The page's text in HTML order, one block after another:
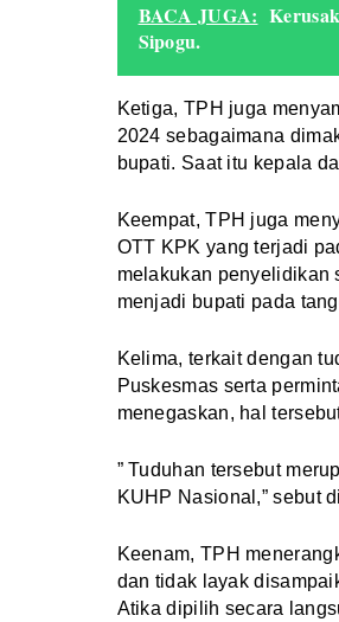
BACA JUGA:
Sipogu.
Ketiga, TPH juga
2024 sebagaimana
bupati. Saat itu kepala
Keempat, ​TPH juga
OTT KPK yang terjadi
melakukan penyelidikan
menjadi bupati pada
Kelima, terkait dengan
Puskesmas serta
menegaskan, hal
” Tuduhan tersebut
KUHP Nasional,” sebut
Keenam, TPH
dan tidak layak
Atika dipilih secara